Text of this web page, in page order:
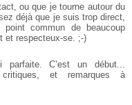
ou que je tourne autour du
déjà que je suis trop direct,
commun de beaucoup
et respecteux-se. ;-)
C’est un début...
critiques, et remarques à